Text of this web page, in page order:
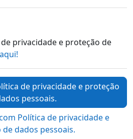
privacidade e proteção de
de privacidade e proteção
pessoais.
Política de privacidade e
dados pessoais.